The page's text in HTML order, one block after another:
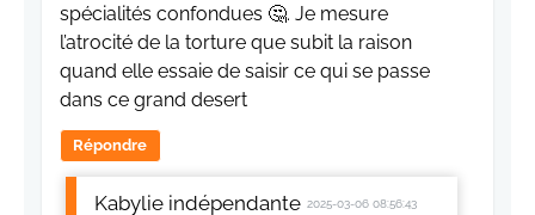
spécialités confondues 🤔. Je mesure
l’atrocité de la torture que subit la raison
quand elle essaie de saisir ce qui se passe
dans ce grand desert
Répondre
Kabylie indépendante 2025-03-06 08:56:43